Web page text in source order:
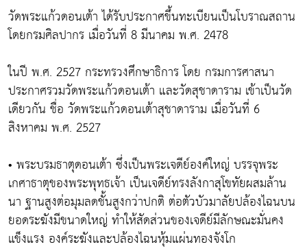
วัดพระแก้วดอนเต้า ได้รับประกาศขึ้นทะเบียนเป็นโบราณสถาน
โดยกรมศิลปากร เมื่อวันที่ 8 มีนาคม พ.ศ. 2478
ในปี พ.ศ. 2527 กระทรวงศึกษาธิการ โดย กรมการศาสนา
ประกาศรวมวัดพระแก้วดอนเต้า และวัดสุชาดาราม เข้าเป็นวัด
เดียวกัน ชื่อ วัดพระแก้วดอนเต้าสุชาดาราม เมื่อวันที่ 6
สิงหาคม พ.ศ. 2527
• พระบรมธาตุดอนเต้า ซึ่งเป็นพระเจดีย์องค์ใหญ่ บรรจุพระ
เกศาธาตุของพระพุทธเจ้า เป็นเจดีย์ทรงลังกาสุโขทัยผสมล้าน
นา ฐานสูงต่อมุมลดชั้นสูงกว่าปกติ ต่อตัวบัวมาลัยปล้องไฉนบน
ยอดระฆังมีขนาดใหญ่ ทำให้สัดส่วนของเจดีย์มีลักษณะมั่นคง
แข็งแรง องค์ระฆังและปล้องไฉนหุ้มแผ่นทองจังโก